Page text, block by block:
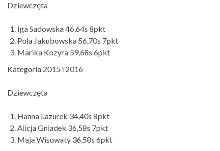
Dziewczęta
Iga Sadowska 46,64s 8pkt
Pola Jakubowska 56,70s 7pkt
Marika Kozyra 59,68s 6pkt
Kategoria 2015 i 2016
Dziewczęta
Hanna Lazurek 34,40s 8pkt
Alicja Gniadek 36,58s 7pkt
Maja Wisowaty 36,58s 6pkt